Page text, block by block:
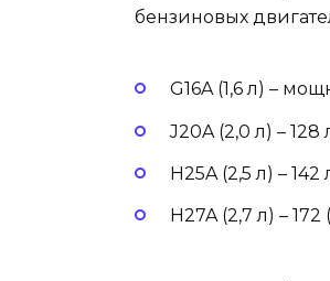
бензиновых
G16A (1,6 л) –
J20A (2,0 л) – 128
H25A (2,5 л) – 142
H27A (2,7 л) –